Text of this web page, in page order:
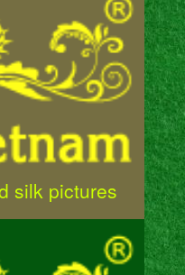
silk pictures